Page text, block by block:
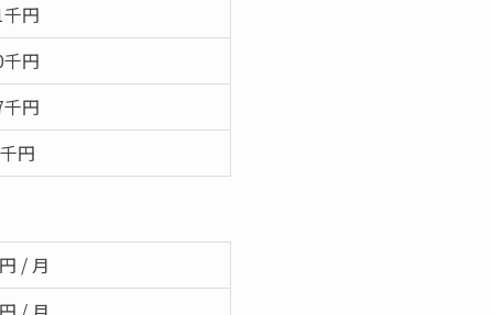
円
円
円
円
/ 月